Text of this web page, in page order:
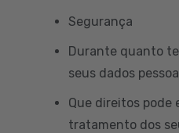
Segurança
Durante quanto
seus dados
Que direitos pode
tratamento dos